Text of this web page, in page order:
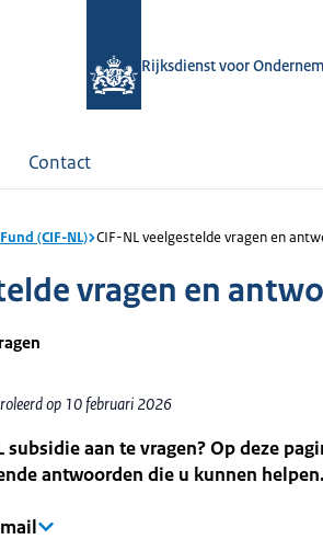
Rijksdienst voor
Contact
(CIF-NL) CIF-NL veelgestelde vragen en
vragen en
op 10 februari 2026
subsidie aan te vragen? Op deze
antwoorden die u kunnen helpen.